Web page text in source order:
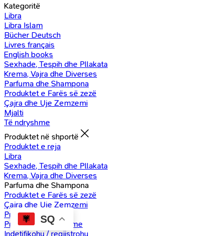
SQ
Kategoritë
Libra
Libra Islam
Bücher Deutsch
Livres français
English books
Sexhade, Tespih dhe Pllakata
Krema, Vajra dhe Diverses
Parfuma dhe Shampona
Produktet e Farës së zezë
Çajra dhe Uje Zemzemi
Mjalti
Të ndryshme
Produktet në shportë
Produktet e reja
Libra
Sexhade, Tespih dhe Pllakata
Krema, Vajra dhe Diverses
Parfuma dhe Shampona
Produktet e Farës së zezë
Çajra dhe Uje Zemzemi
Produkte Mjalti
Produkte të ndryshme
Indetifikohu / regjistrohu